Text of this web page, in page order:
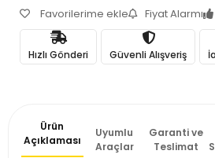
Favorilerime ekle Fiyat Alarmı
Hızlı Gönderi Güvenli Alışveriş
Ürün
Açıklaması
Uyumlu
Araçlar
Garanti ve
Teslimat